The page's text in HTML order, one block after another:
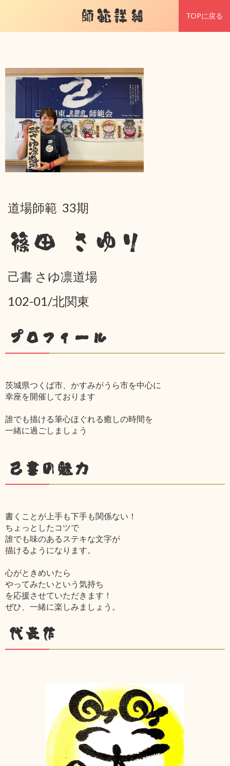
師範詳細 TOPに戻る
道場師範 33期
篠田 さゆり
己書 さゆ凛道場
102-01/北関東
プロフィール
茨城県つくば市、かすみがうら市を中心に
幸座を開催しております
誰でも描ける筆心ほぐれる癒しの時間を
一緒に過ごしましょう
己書の魅力
書くことが上手も下手も関係ない！
ちょっとしたコツで
誰でも味のあるステキな文字が
描けるようになります。
心がときめいたら
やってみたいという気持ち
を応援させていただきます！
ぜひ、一緒に楽しみましょう。
代表作